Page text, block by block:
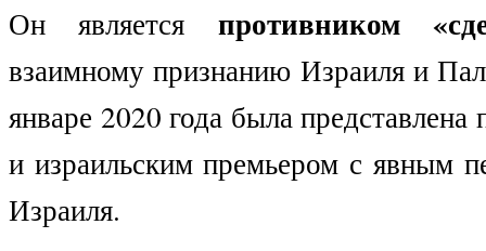
Он является противником
взаимному признанию Израиля и
январе 2020 года была
и израильским премьером с явным
Израиля.